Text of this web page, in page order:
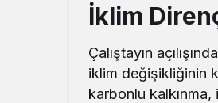
İklim
Çalıştayın
iklim değişikliğinin
karbonlu kalkınma,